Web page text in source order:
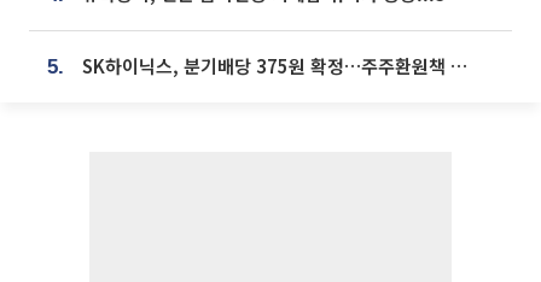
5. SK하이닉스, 분기배당 375원 확정…주주환원책 9월로 앞당겨 발표